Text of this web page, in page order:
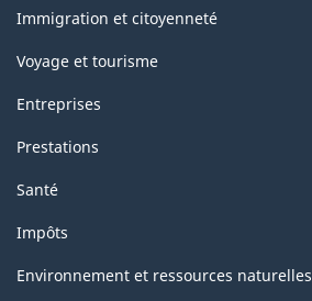
sujets
Immigration et citoyenneté
Voyage et tourisme
Entreprises
Prestations
Santé
Impôts
Environnement et ressources naturelles